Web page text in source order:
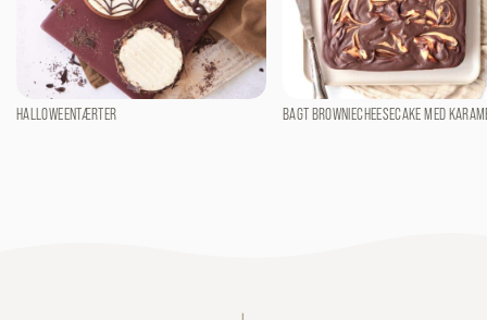
HALLOWEENTÆRTER BAGT BROWNIECHEESECAKE MED